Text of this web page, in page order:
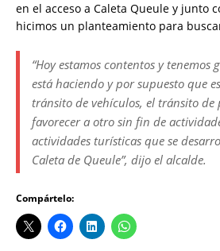
en el acceso a Caleta Queule y junto
hicimos un planteamiento para
“Hoy estamos contentos y
está haciendo y por supuesto que
tránsito de vehículos, el tránsito de
favorecer a otro sin fin de
actividades turísticas que se
Caleta de Queule”, dijo el alcalde.
Compártelo: